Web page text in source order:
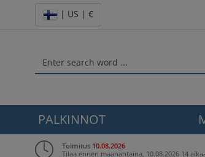
| US | €
PALKINNOT
Toimitus 10.08.2026
Tilaa ennen maanantaina, 10.08.2026 14